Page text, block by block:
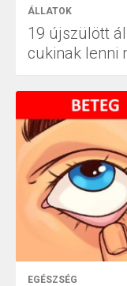
ÁLLATOK
19 újszülött
cukinak lenni
EGÉSZSÉG